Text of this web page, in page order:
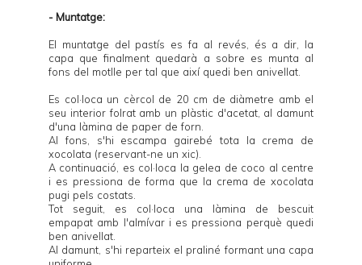
- Muntatge:
El muntatge del pastís es fa al revés, és a dir, la
capa que finalment quedarà a sobre es munta al
fons del motlle per tal que així quedi ben anivellat.
Es col·loca un cèrcol de 20 cm de diàmetre amb el
seu interior folrat amb un plàstic d'acetat, al damunt
d'una làmina de paper de forn.
Al fons, s'hi escampa gairebé tota la crema de
xocolata (reservant-ne un xic).
A continuació, es col·loca la gelea de coco al centre
i es pressiona de forma que la crema de xocolata
pugi pels costats.
Tot seguit, es col·loca una làmina de bescuit
empapat amb l'almívar i es pressiona perquè quedi
ben anivellat.
Al damunt, s'hi reparteix el praliné formant una capa